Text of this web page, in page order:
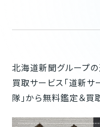
北海道新聞グループ
買取サービス「道新サ
隊」から無料鑑定＆買